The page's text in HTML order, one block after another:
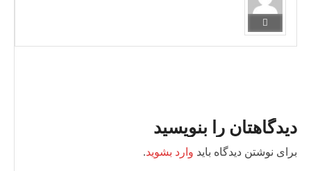
دیدگاهتان را بنویسید
برای نوشتن دیدگاه باید وارد بشوید.